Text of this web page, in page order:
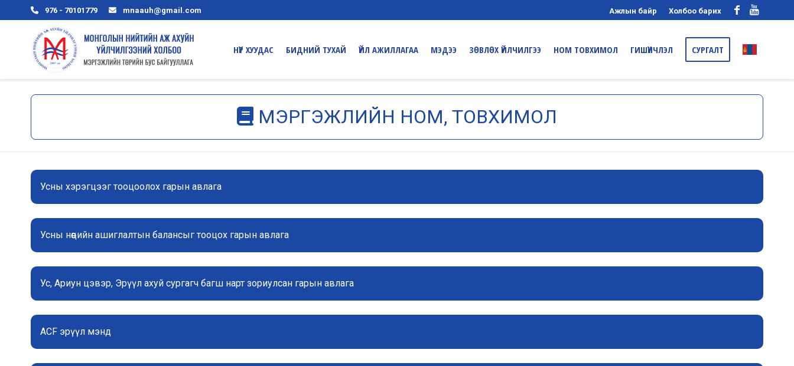
Ажлын байр Холбоо барих
976 - 70101779 mnaauh@gmail.com
HҮҮP ХУУДАС БИДНИЙ ТУХАЙ ҮЙЛ АЖИЛЛАГАА МЭДЭЭ ЗӨВЛӨХ ҮЙЛЧИЛГЭЭ НОМ ТОВХИМОЛ ГИШҮҮНЧЛЭЛ СУРГАЛТ
МЭРГЭЖЛИЙН НОМ, ТОВХИМОЛ
Усны хэрэгцээг тооцоолох гарын авлага
Усны нөөцийн ашиглалтын балансыг тооцох гарын авлага
Ус, Ариун цэвэр, Эрүүл ахуй сургагч багш нарт зориулсан гарын авлага
ACF эрүүл мэнд